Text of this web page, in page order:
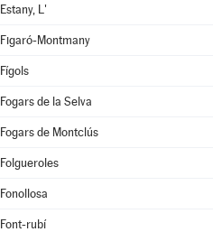
Estany, L'
Figaró-Montmany
Fígols
Fogars de la Selva
Fogars de Montclús
Folgueroles
Fonollosa
Font-rubí